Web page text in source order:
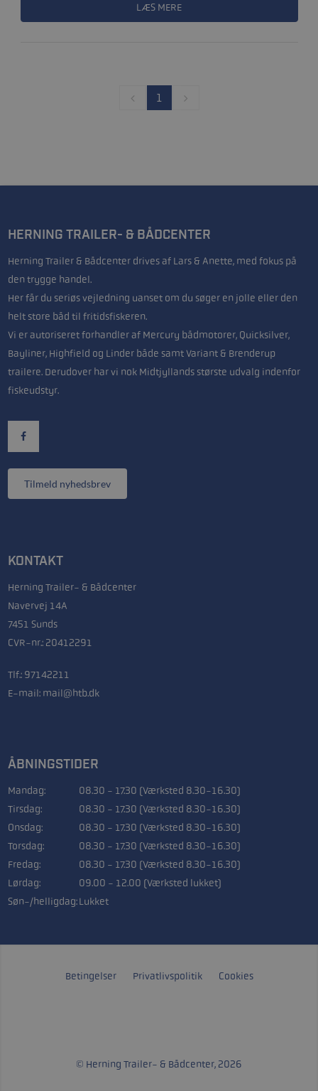
LÆS MERE
1
HERNING TRAILER- & BÅDCENTER
Herning Trailer & Bådcenter drives af Lars & Anette, med fokus på
den trygge handel.
Her får du seriøs vejledning uanset om du søger en jolle eller den
helt store båd til fritidsfiskeren.
Vi er autoriseret forhandler af Mercury bådmotorer, Quicksilver,
Bayliner, Highfield og Linder både samt Variant & Brenderup
trailere. Derudover har vi nok Midtjyllands største udvalg indenfor
fiskeudstyr.
Tilmeld nyhedsbrev
KONTAKT
Herning Trailer- & Bådcenter
Navervej 14A
7451 Sunds
CVR-nr.: 20412291
Tlf.: 97142211
E-mail: mail@htb.dk
ÅBNINGSTIDER
Mandag:
08.30 - 17.30 (Værksted 8.30-16.30)
Tirsdag:
08.30 - 17.30 (Værksted 8.30-16.30)
Onsdag:
08.30 - 17.30 (Værksted 8.30-16.30)
Torsdag:
08.30 - 17.30 (Værksted 8.30-16.30)
Fredag:
08.30 - 17.30 (Værksted 8.30-16.30)
Lørdag:
09.00 - 12.00 (Værksted lukket)
Søn-/helligdag:Lukket
Betingelser Privatlivspolitik Cookies
© Herning Trailer- & Bådcenter, 2026